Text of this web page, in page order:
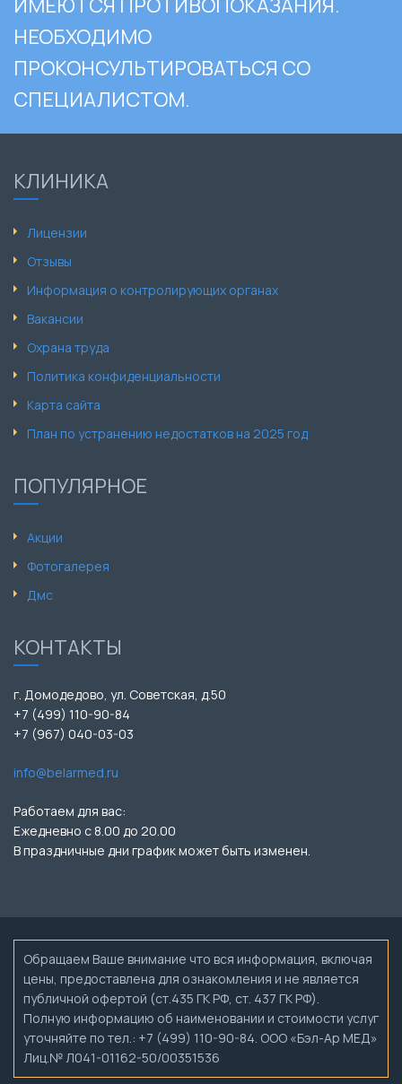
ИМЕЮТСЯ ПРОТИВОПОКАЗАНИЯ.
НЕОБХОДИМО
ПРОКОНСУЛЬТИРОВАТЬСЯ СО
СПЕЦИАЛИСТОМ.
КЛИНИКА
Лицензии
Отзывы
Информация о контролирующих органах
Вакансии
Охрана труда
Политика конфиденциальности
Карта сайта
План по устранению недостатков на 2025 год
ПОПУЛЯРНОЕ
Акции
Фотогалерея
Дмс
КОНТАКТЫ
г. Домодедово, ул. Советская, д.50
+7 (499) 110-90-84
+7 (967) 040-03-03
info@belarmed.ru
Работаем для вас:
Ежедневно с 8.00 до 20.00
В праздничные дни график может быть изменен.
Обращаем Ваше внимание что вся информация, включая
цены, предоставлена для ознакомления и не является
публичной офертой (ст.435 ГК РФ, ст. 437 ГК РФ).
Полную информацию об наименовании и стоимости услуг
уточняйте по тел.: +7 (499) 110-90-84. ООО «Бэл-Ар МЕД»
Лиц.№ Л041-01162-50/00351536